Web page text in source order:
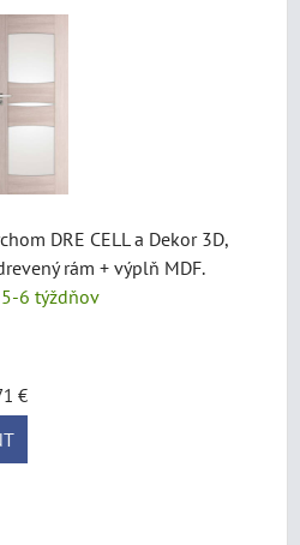
DRE CELL a Dekor 3D,
rám + výplň MDF.
6 týždňov
€